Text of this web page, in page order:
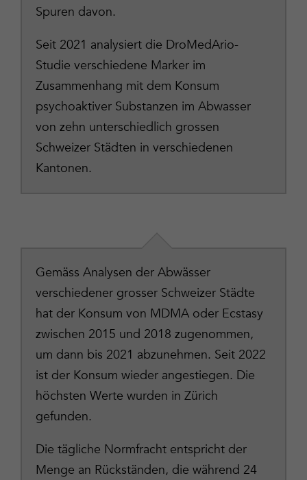
Spuren davon.
Seit 2021 analysiert die DroMedArio-
Studie verschiedene Marker im
Zusammenhang mit dem Konsum
psychoaktiver Substanzen im Abwasser
von zehn unterschiedlich grossen
Schweizer Städten in verschiedenen
Kantonen.
Gemäss Analysen der Abwässer
verschiedener grosser Schweizer Städte
hat der Konsum von MDMA oder Ecstasy
zwischen 2015 und 2018 zugenommen,
um dann bis 2021 abzunehmen. Seit 2022
ist der Konsum wieder angestiegen. Die
höchsten Werte wurden in Zürich
gefunden.
Die tägliche Normfracht entspricht der
Menge an Rückständen, die während 24